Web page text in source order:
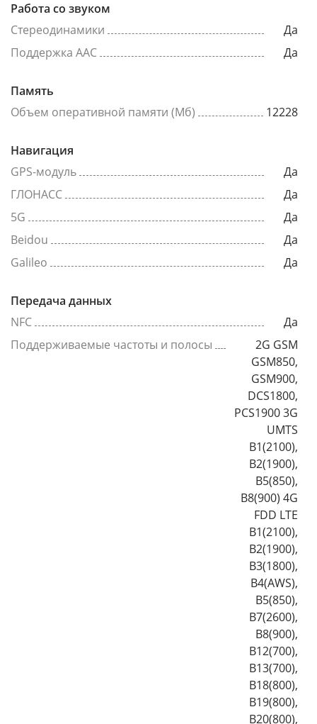
Работа со звуком
Стереодинамики
Да
Поддержка AAC
Да
Память
Объем оперативной памяти (Мб)
12228
Навигация
GPS-модуль
Да
ГЛОНАСС
Да
5G
Да
Beidou
Да
Galileo
Да
Передача данных
NFC
Да
Поддерживаемые частоты и полосы
2G GSM
GSM850,
GSM900,
DCS1800,
PCS1900 3G
UMTS
B1(2100),
B2(1900),
B5(850),
B8(900) 4G
FDD LTE
B1(2100),
B2(1900),
B3(1800),
B4(AWS),
B5(850),
B7(2600),
B8(900),
B12(700),
B13(700),
B18(800),
B19(800),
B20(800),